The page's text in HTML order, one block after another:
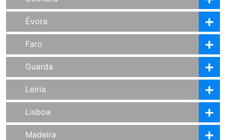
Évora
Faro
Guarda
Leiria
Lisboa
Madeira